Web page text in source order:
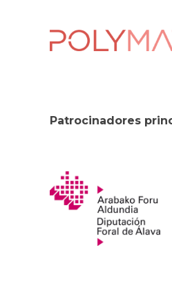
Patrocinadores